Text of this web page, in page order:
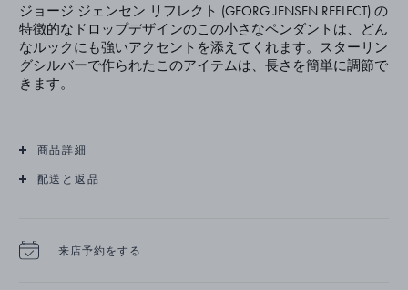
ジョージ ジェンセン リフレクト (GEORG JENSEN REFLECT) の
特徴的なドロップデザインのこの小さなペンダントは、どん
なルックにも強いアクセントを添えてくれます。スターリン
グシルバーで作られたこのアイテムは、長さを簡単に調節で
きます。
商品詳細
配送と返品
来店予約をする